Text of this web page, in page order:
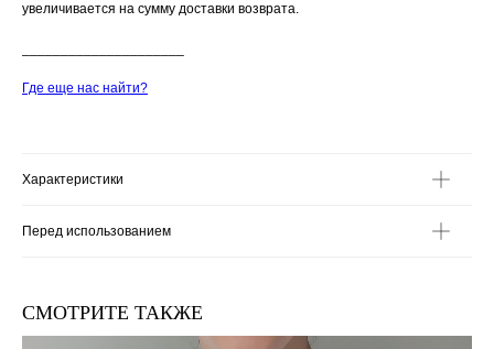
увеличивается на сумму доставки возврата.
Где еще нас найти?
Характеристики
Перед использованием
СМОТРИТЕ ТАКЖЕ